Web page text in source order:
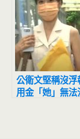
公衛文堅稱沒浮
用金「她」無